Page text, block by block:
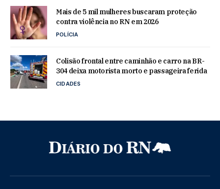
Mais de 5 mil mulheres buscaram proteção
contra violência no RN em 2026
POLÍCIA
Colisão frontal entre caminhão e carro na BR-
304 deixa motorista morto e passageira ferida
CIDADES